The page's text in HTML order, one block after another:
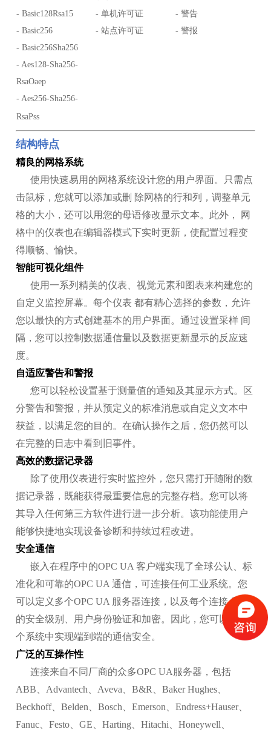
- Basic128Rsa15
- Basic256
- Basic256Sha256
- Aes128-Sha256-
RsaOaep
- Aes256-Sha256-
RsaPss
- 单机许可证
- 站点许可证
- 警告
- 警报
结构特点
精良的网格系统
使用快速易用的网格系统设计您的用户界面。只需点
击鼠标，您就可以添加或删 除网格的行和列，调整单元
格的大小，还可以用您的母语修改显示文本。此外， 网
格中的仪表也在编辑器模式下实时更新，使配置过程变
得顺畅、愉快。
智能可视化组件
使用一系列精美的仪表、视觉元素和图表来构建您的
自定义监控屏幕。每个仪表 都有精心选择的参数，允许
您以最快的方式创建基本的用户界面。通过设置采样 间
隔，您可以控制数据通信量以及数据更新显示的反应速
度。
自适应警告和警报
您可以轻松设置基于测量值的通知及其显示方式。区
分警告和警报，并从预定义的标准消息或自定义文本中
获益，以满足您的目的。在确认操作之后，您仍然可以
在完整的日志中看到旧事件。
高效的数据记录器
除了使用仪表进行实时监控外，您只需打开随附的数
据记录器，既能获得最重要信息的完整存档。您可以将
其导入任何第三方软件进行进一步分析。该功能使用户
能够快捷地实现设备诊断和持续过程改进。
安全通信
嵌入在程序中的OPC UA 客户端实现了全球公认、标
准化和可靠的OPC UA 通信，可连接任何工业系统。您
可以定义多个OPC UA 服务器连接，以及每个连接 所需
的安全级别、用户身份验证和加密。因此，您可以在整
个系统中实现端到端的通信安全。
广泛的互操作性
连接来自不同厂商的众多OPC UA服务器，包括
ABB、Advantech、Aveva、B&R、Baker Hughes、
Beckhoff、Belden、Bosch、Emerson、Endress+Hauser、
Fanuc、Festo、GE、Harting、Hitachi、Honeywell、